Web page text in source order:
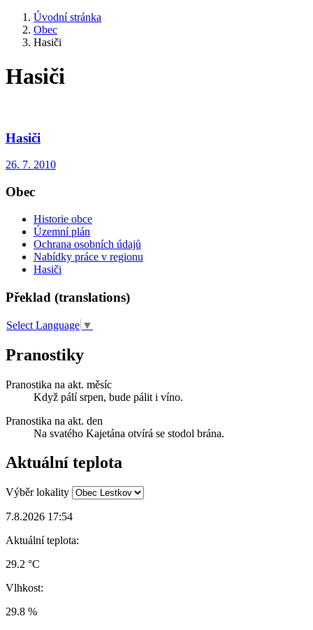
Úvodní stránka
Obec
Hasiči
Hasiči
Hasiči
26. 7. 2010
Obec
Historie obce
Územní plán
Ochrana osobních údajů
Nabídky práce v regionu
Hasiči
Překlad (translations)
Select Language ▼
Pranostiky
Pranostika na akt. měsíc
Když pálí srpen, bude pálit i víno.
Pranostika na akt. den
Na svatého Kajetána otvírá se stodol brána.
Aktuální teplota
Výběr lokality
7.8.2026 17:54
Aktuální teplota:
29.2 °C
Vlhkost:
29.8 %